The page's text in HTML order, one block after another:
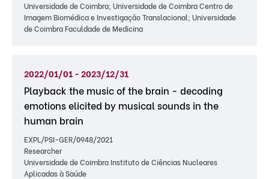
Universidade de Coimbra; Universidade de Coimbra Centro de
Imagem Biomédica e Investigação Translacional; Universidade
de Coimbra Faculdade de Medicina
2022/01/01 - 2023/12/31
Playback the music of the brain - decoding
emotions elicited by musical sounds in the
human brain
EXPL/PSI-GER/0948/2021
Researcher
Universidade de Coimbra Instituto de Ciências Nucleares
Aplicadas à Saúde